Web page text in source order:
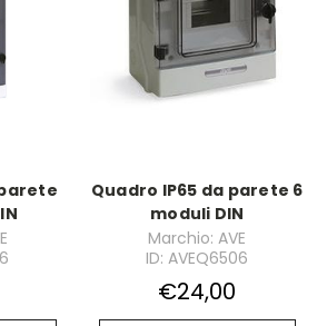
Quadro IP65 da parete 6
moduli DIN
Marchio: AVE
ID: AVEQ6506
€24,00